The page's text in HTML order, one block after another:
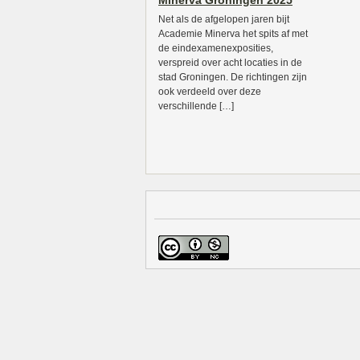
Net als de afgelopen jaren bijt
Academie Minerva het spits af met
de eindexamenexposities,
verspreid over acht locaties in de
stad Groningen. De richtingen zijn
ook verdeeld over deze
verschillende […]